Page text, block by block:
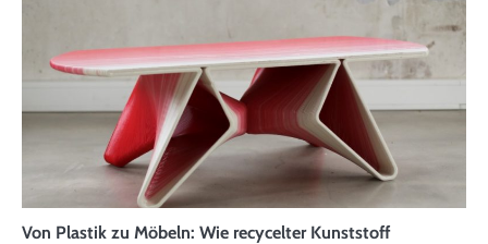
Von Plastik zu Möbeln: Wie recycelter Kunststoff